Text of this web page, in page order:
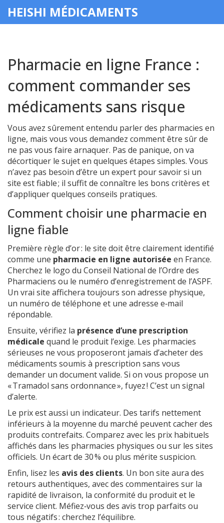
HEISHI MÉDICAMENTS
Pharmacie en ligne France :
comment commander ses
médicaments sans risque
Vous avez sûrement entendu parler des pharmacies en
ligne, mais vous vous demandez comment être sûr de
ne pas vous faire arnaquer. Pas de panique, on va
décortiquer le sujet en quelques étapes simples. Vous
n’avez pas besoin d’être un expert pour savoir si un
site est fiable ; il suffit de connaître les bons critères et
d’appliquer quelques conseils pratiques.
Comment choisir une pharmacie en
ligne fiable
Première règle d’or : le site doit être clairement identifié
comme une pharmacie en ligne autorisée en France.
Cherchez le logo du Conseil National de l’Ordre des
Pharmaciens ou le numéro d’enregistrement de l’ASPF.
Un vrai site affichera toujours son adresse physique,
un numéro de téléphone et une adresse e‑mail
répondable.
Ensuite, vérifiez la présence d’une prescription
médicale quand le produit l’exige. Les pharmacies
sérieuses ne vous proposeront jamais d’acheter des
médicaments soumis à prescription sans vous
demander un document valide. Si on vous propose un
« Tramadol sans ordonnance », fuyez ! C’est un signal
d’alerte.
Le prix est aussi un indicateur. Des tarifs nettement
inférieurs à la moyenne du marché peuvent cacher des
produits contrefaits. Comparez avec les prix habituels
affichés dans les pharmacies physiques ou sur les sites
officiels. Un écart de 30 % ou plus mérite suspicion.
Enfin, lisez les avis des clients. Un bon site aura des
retours authentiques, avec des commentaires sur la
rapidité de livraison, la conformité du produit et le
service client. Méfiez‑vous des avis trop parfaits ou
tous négatifs : cherchez l’équilibre.